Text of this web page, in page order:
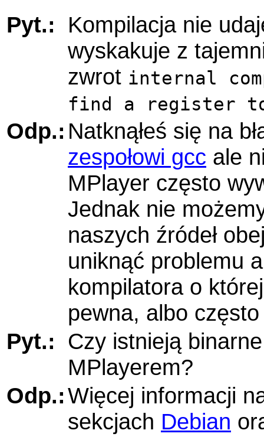
Pyt.:
Kompilacja nie
wyskakuje z
zwrot internal
find a register
Odp.: Natknąłeś się na
zespołowi gcc ale
MPlayer często
Jednak nie
naszych źródeł
uniknąć problemu
kompilatora o
pewna, albo
Pyt.:
Czy istnieją
MPlayerem?
Odp.:Więcej informacji
sekcjach Debian